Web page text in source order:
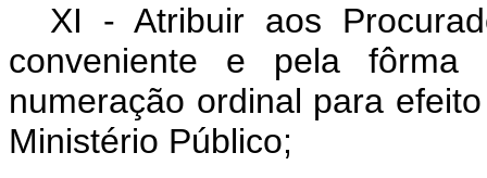
XI - Atribuir aos
conveniente e pela fôrma
numeração ordinal para
Ministério Público;